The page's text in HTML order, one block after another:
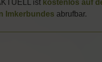
ist kostenlos auf
Imkerbundes abrufbar.